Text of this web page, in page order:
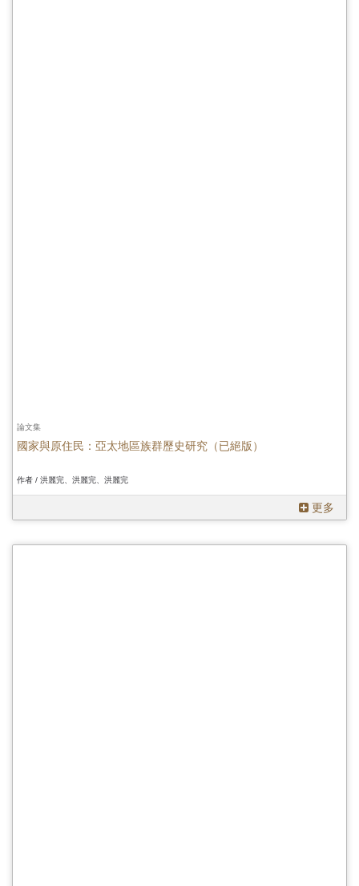
論文集
國家與原住民：亞太地區族群歷史研究（已絕版）
作者 / 洪麗完、洪麗完、洪麗完
更多